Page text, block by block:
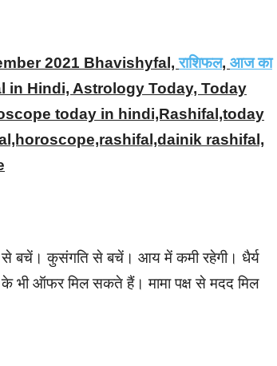
2021 Bhavishyfal,राशिफल, आज का
in Hindi, Astrology Today, Today
today in hindi,Rashifal,today
rashifal,
से बचें। कुसंगति से बचें। आय में कमी रहेगी। धैर्य
भी ऑफर मिल सकते हैं। मामा पक्ष से मदद मिल